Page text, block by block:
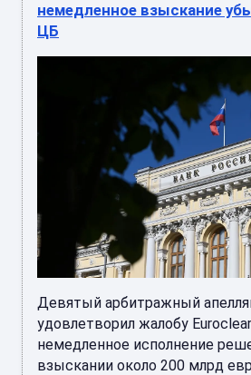
немедленное взыскание
ЦБ
Девятый арбитражный
удовлетворил жалобу
немедленное исполнение
взыскании около 200 млрд